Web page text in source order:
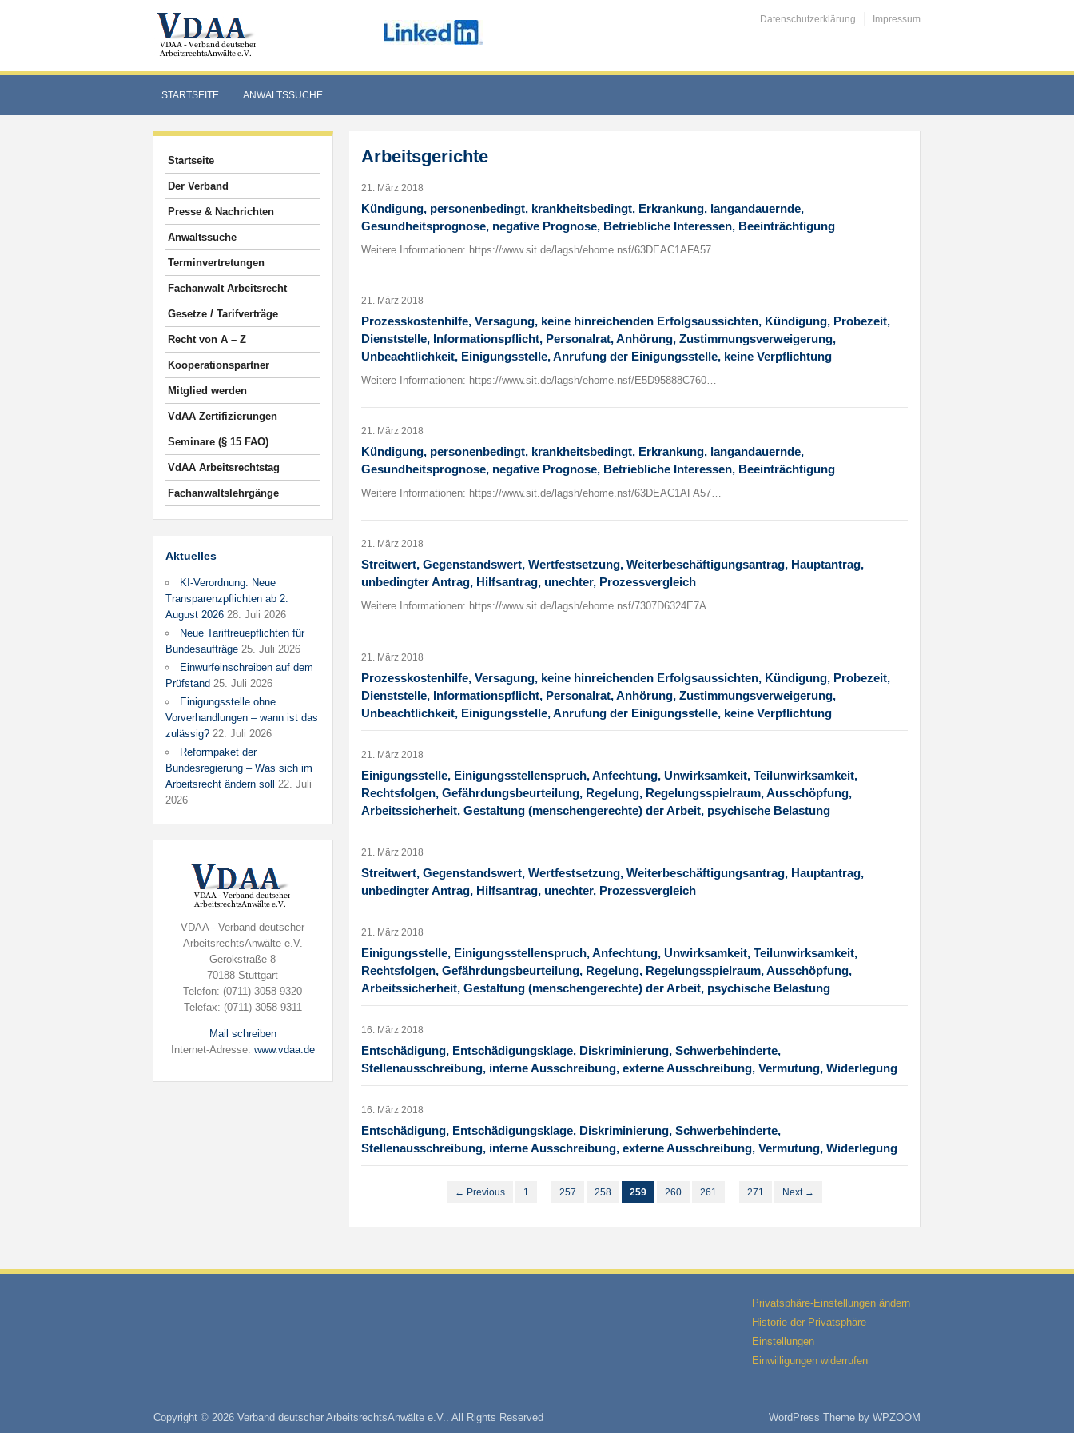
Datenschutzerklärung Impressum
STARTSEITE ANWALTSSUCHE
Startseite
Der Verband
Presse & Nachrichten
Anwaltssuche
Terminvertretungen
Fachanwalt Arbeitsrecht
Gesetze / Tarifverträge
Recht von A – Z
Kooperationspartner
Mitglied werden
VdAA Zertifizierungen
Seminare (§ 15 FAO)
VdAA Arbeitsrechtstag
Fachanwaltslehrgänge
Aktuelles
KI-Verordnung: Neue
Transparenzpflichten ab 2.
August 2026 28. Juli 2026
Neue Tariftreuepflichten für
Bundesaufträge 25. Juli 2026
Einwurfeinschreiben auf dem
Prüfstand 25. Juli 2026
Einigungsstelle ohne
Vorverhandlungen – wann ist das
zulässig? 22. Juli 2026
Reformpaket der
Bundesregierung – Was sich im
Arbeitsrecht ändern soll
22. Juli
2026
VDAA - Verband deutscher
ArbeitsrechtsAnwälte e.V.
Gerokstraße 8
70188 Stuttgart
Telefon: (0711) 3058 9320
Telefax: (0711) 3058 9311
Mail schreiben
Internet-Adresse: www.vdaa.de
Arbeitsgerichte
21. März 2018
Kündigung, personenbedingt, krankheitsbedingt, Erkrankung, langandauernde,
Gesundheitsprognose, negative Prognose, Betriebliche Interessen, Beeinträchtigung
Weitere Informationen: https://www.sit.de/lagsh/ehome.nsf/63DEAC1AFA57…
21. März 2018
Prozesskostenhilfe, Versagung, keine hinreichenden Erfolgsaussichten, Kündigung, Probezeit,
Dienststelle, Informationspflicht, Personalrat, Anhörung, Zustimmungsverweigerung,
Unbeachtlichkeit, Einigungsstelle, Anrufung der Einigungsstelle, keine Verpflichtung
Weitere Informationen: https://www.sit.de/lagsh/ehome.nsf/E5D95888C760…
21. März 2018
Kündigung, personenbedingt, krankheitsbedingt, Erkrankung, langandauernde,
Gesundheitsprognose, negative Prognose, Betriebliche Interessen, Beeinträchtigung
Weitere Informationen: https://www.sit.de/lagsh/ehome.nsf/63DEAC1AFA57…
21. März 2018
Streitwert, Gegenstandswert, Wertfestsetzung, Weiterbeschäftigungsantrag, Hauptantrag,
unbedingter Antrag, Hilfsantrag, unechter, Prozessvergleich
Weitere Informationen: https://www.sit.de/lagsh/ehome.nsf/7307D6324E7A…
21. März 2018
Prozesskostenhilfe, Versagung, keine hinreichenden Erfolgsaussichten, Kündigung, Probezeit,
Dienststelle, Informationspflicht, Personalrat, Anhörung, Zustimmungsverweigerung,
Unbeachtlichkeit, Einigungsstelle, Anrufung der Einigungsstelle, keine Verpflichtung
21. März 2018
Einigungsstelle, Einigungsstellenspruch, Anfechtung, Unwirksamkeit, Teilunwirksamkeit,
Rechtsfolgen, Gefährdungsbeurteilung, Regelung, Regelungsspielraum, Ausschöpfung,
Arbeitssicherheit, Gestaltung (menschengerechte) der Arbeit, psychische Belastung
21. März 2018
Streitwert, Gegenstandswert, Wertfestsetzung, Weiterbeschäftigungsantrag, Hauptantrag,
unbedingter Antrag, Hilfsantrag, unechter, Prozessvergleich
21. März 2018
Einigungsstelle, Einigungsstellenspruch, Anfechtung, Unwirksamkeit, Teilunwirksamkeit,
Rechtsfolgen, Gefährdungsbeurteilung, Regelung, Regelungsspielraum, Ausschöpfung,
Arbeitssicherheit, Gestaltung (menschengerechte) der Arbeit, psychische Belastung
16. März 2018
Entschädigung, Entschädigungsklage, Diskriminierung, Schwerbehinderte,
Stellenausschreibung, interne Ausschreibung, externe Ausschreibung, Vermutung, Widerlegung
16. März 2018
Entschädigung, Entschädigungsklage, Diskriminierung, Schwerbehinderte,
Stellenausschreibung, interne Ausschreibung, externe Ausschreibung, Vermutung, Widerlegung
← Previous 1 … 257 258 259 260 261 … 271 Next →
Privatsphäre-Einstellungen ändern
Historie der Privatsphäre-
Einstellungen
Einwilligungen widerrufen
WordPress Theme by WPZOOM
Copyright © 2026 Verband deutscher ArbeitsrechtsAnwälte e.V.. All Rights Reserved